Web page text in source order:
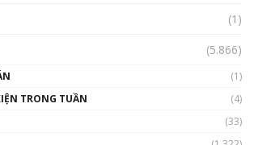
(1)
(5.866)
(1)
TRONG TUẦN
(4)
(33)